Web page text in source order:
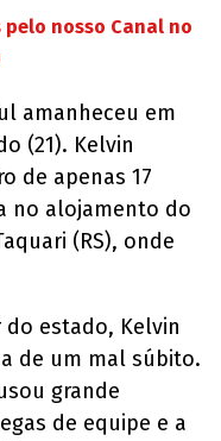
nosso Canal no
amanheceu em
(21). Kelvin
de apenas 17
no alojamento do
(RS), onde
estado, Kelvin
de um mal súbito.
grande
de equipe e a